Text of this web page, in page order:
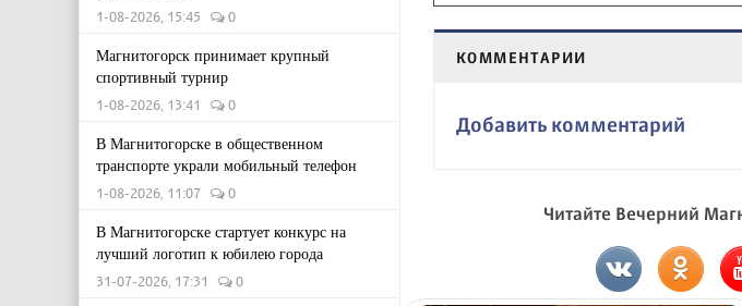
1-08-2026, 15:45 0
Магнитогорск принимает крупный
спортивный турнир
1-08-2026, 13:41 0
В Магнитогорске в общественном
транспорте украли мобильный телефон
1-08-2026, 11:07 0
В Магнитогорске стартует конкурс на
лучший логотип к юбилею города
31-07-2026, 17:31 0
КОММЕНТАРИИ
Добавить комментарий
Читайте Вечерний